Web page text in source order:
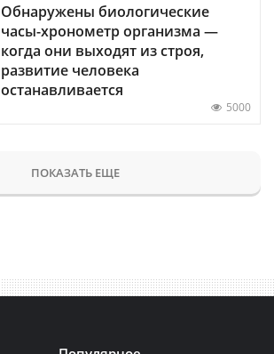
Обнаружены биологические
часы-хронометр организма —
когда они выходят из строя,
развитие человека
останавливается
5000
ПОКАЗАТЬ ЕЩЕ